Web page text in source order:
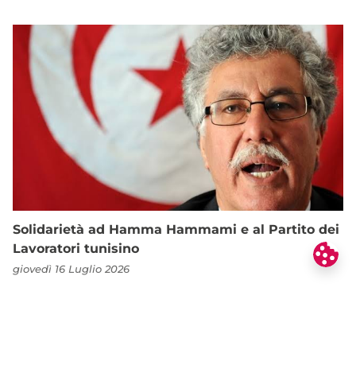
Solidarietà ad Hamma Hammami e al Partito dei
Lavoratori tunisino
giovedì 16 Luglio 2026